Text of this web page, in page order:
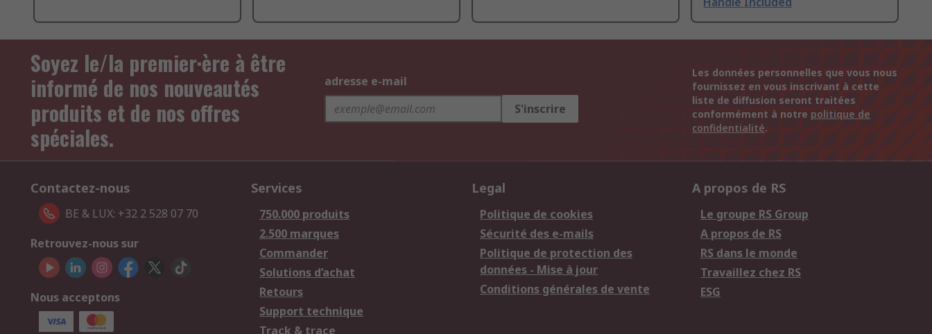
Soyez le/la premier·ère à être
informé de nos nouveautés
produits et de nos offres
spéciales.
adresse e-mail
S'inscrire
Les données personnelles que vous nous
fournissez en vous inscrivant à cette
liste de diffusion seront traitées
conformément à notre politique de
confidentialité.
Contactez-nous
BE & LUX: +32 2 528 07 70
Retrouvez-nous sur
Nous acceptons
Services
750.000 produits
2.500 marques
Commander
Solutions d’achat
Retours
Support technique
Track & trace
Legal
Politique de cookies
Sécurité des e-mails
Politique de protection des
données - Mise à jour
Conditions générales de vente
A propos de RS
Le groupe RS Group
A propos de RS
RS dans le monde
Travaillez chez RS
ESG